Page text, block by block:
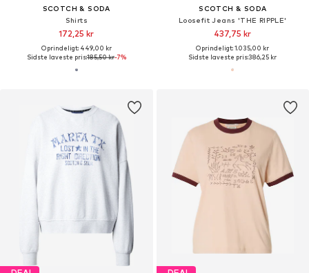
SCOTCH & SODA
Shirts
172,25 kr
Oprindeligt: 449,00 kr
Sidste laveste pris:185,50 kr-7%
SCOTCH & SODA
Loosefit Jeans 'THE RIPPLE'
437,75 kr
Oprindeligt: 1.035,00 kr
Sidste laveste pris:386,25 kr